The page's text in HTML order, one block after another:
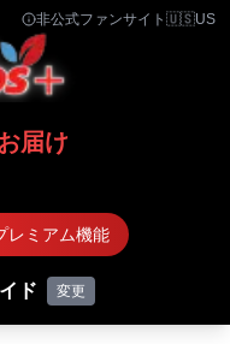
非公式ファンサイト 🇺🇸US
届け
レミアム機能
ド 変更